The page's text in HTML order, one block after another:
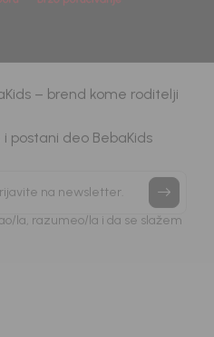
– brend kome roditelji
postani deo BebaKids
na newsletter.